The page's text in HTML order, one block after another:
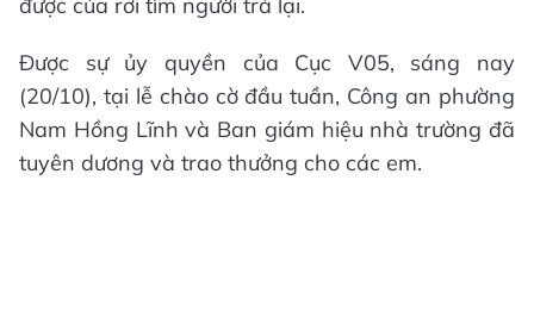
Được sự ủy quyền của Cục V05, sáng nay
(20/10), tại lễ chào cờ đầu tuần, Công an phường
Nam Hồng Lĩnh và Ban giám hiệu nhà trường đã
tuyên dương và trao thưởng cho các em.